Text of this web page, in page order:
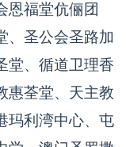
恩福堂伉俪团
、圣公会圣路加
堂、循道卫理香
惠荃堂、天主教
玛利湾中心、屯